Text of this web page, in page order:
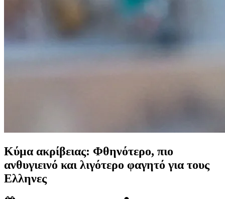
Κύμα ακρίβειας: Φθηνότερο, πιο
ανθυγιεινό και λιγότερο φαγητό για τους
Ελληνες